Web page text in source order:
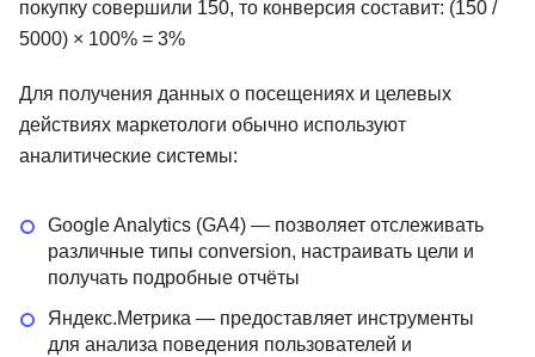
покупку совершили 150, то конверсия составит: (150 /
5000) × 100% = 3%
Для получения данных о посещениях и целевых
действиях маркетологи обычно используют
аналитические системы:
Google Analytics (GA4) — позволяет отслеживать
различные типы conversion, настраивать цели и
получать подробные отчёты
Яндекс.Метрика — предоставляет инструменты
для анализа поведения пользователей и